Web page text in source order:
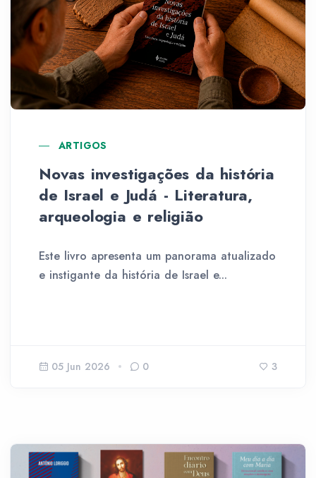
ARTIGOS
Novas investigações da história
de Israel e Judá - Literatura,
arqueologia e religião
Este livro apresenta um panorama atualizado
e instigante da história de Israel e...
05 Jun 2026 0 3